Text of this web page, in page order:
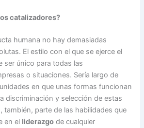
catalizadores?
humana no hay demasiadas
El estilo con el que se ejerce el
ser único para todas las
o situaciones. Sería largo de
en que unas formas funcionan
discriminación y selección de estas
también, parte de las habilidades que
en el liderazgo de cualquier